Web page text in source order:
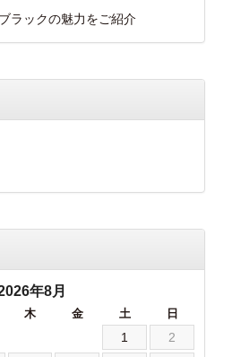
ラックの魅力をご紹介
年8月
木 金 土 日
1
2